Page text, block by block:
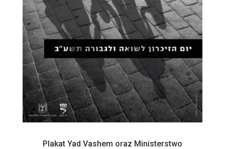
Plakat Yad Vashem oraz Ministerstwo